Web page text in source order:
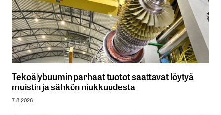
Tekoälybuumin parhaat tuotot saattavat löytyä
muistin ja sähkön niukkuudesta
7.8.2026